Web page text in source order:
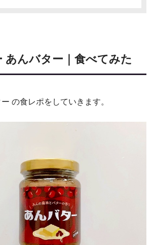
あんバター｜食べてみた
の食レポをしていきます。